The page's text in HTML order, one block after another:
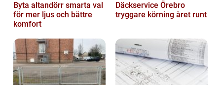
Byta altandörr smarta val
för mer ljus och bättre
komfort
Däckservice Örebro
tryggare körning året runt